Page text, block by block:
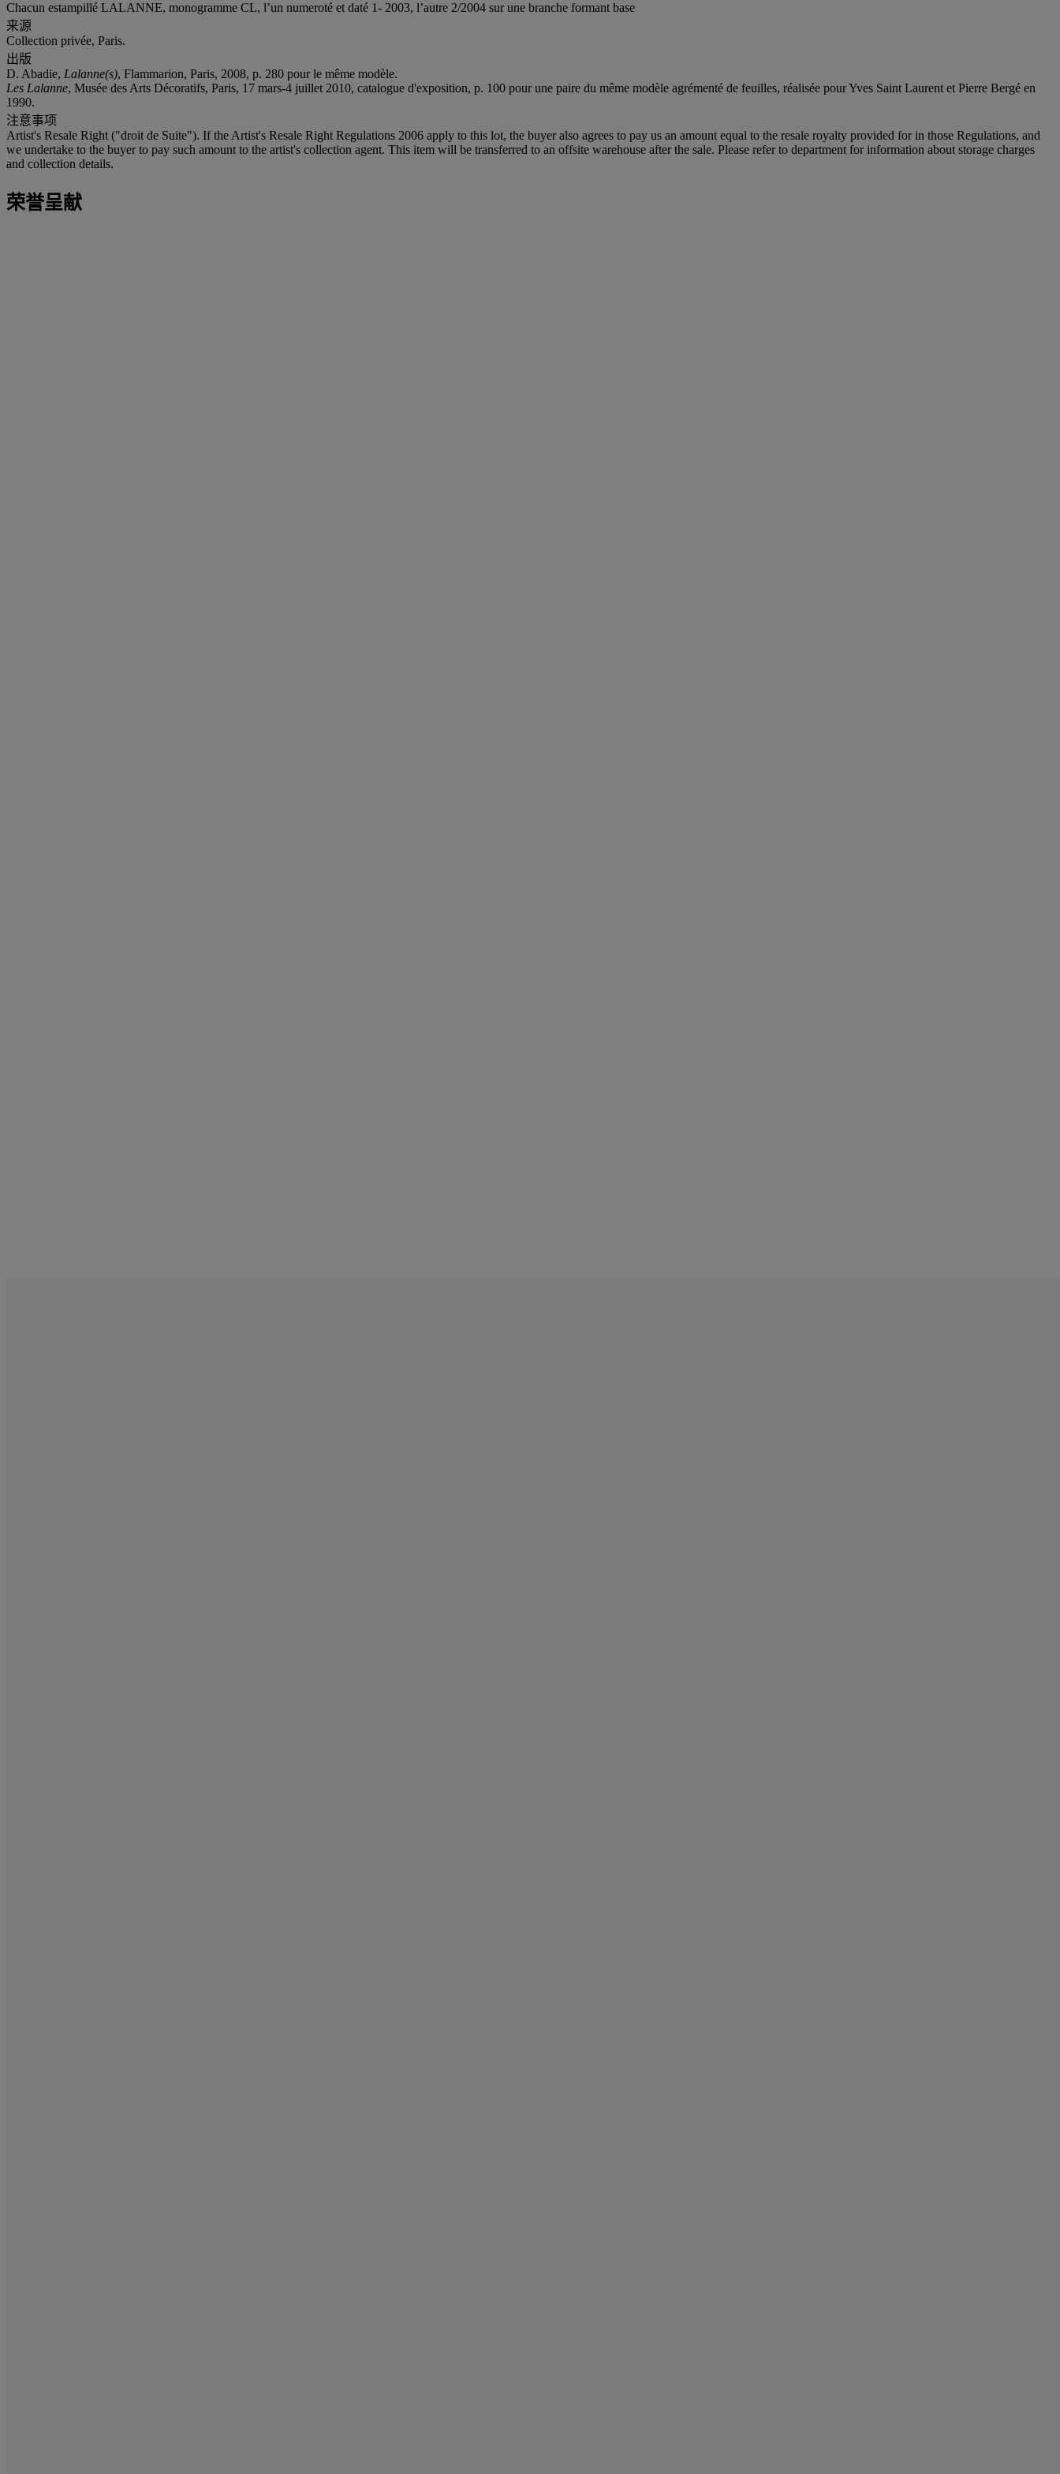
Chacun estampillé LALANNE, monogramme CL, l’un numeroté et daté 1- 2003, l’autre 2/2004 sur une branche formant base
来源
Collection privée, Paris.
出版
D. Abadie, Lalanne(s), Flammarion, Paris, 2008, p. 280 pour le même modèle.
Les Lalanne, Musée des Arts Décoratifs, Paris, 17 mars-4 juillet 2010, catalogue d'exposition, p. 100 pour une paire du même modèle agrémenté de feuilles, réalisée pour Yves Saint Laurent et Pierre Bergé en
1990.
注意事项
Artist's Resale Right ("droit de Suite"). If the Artist's Resale Right Regulations 2006 apply to this lot, the buyer also agrees to pay us an amount equal to the resale royalty provided for in those Regulations, and
we undertake to the buyer to pay such amount to the artist's collection agent. This item will be transferred to an offsite warehouse after the sale. Please refer to department for information about storage charges
and collection details.
荣誉呈献